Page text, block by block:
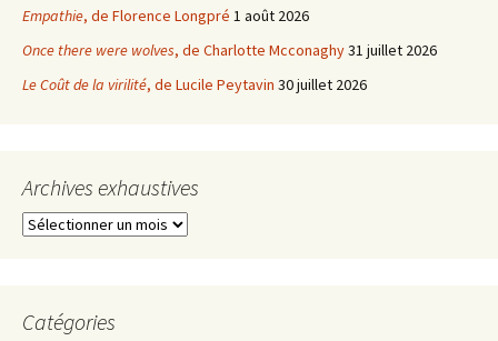
Empathie, de Florence Longpré 1 août 2026
Once there were wolves, de Charlotte Mcconaghy31 juillet 2026
Le Coût de la virilité, de Lucile Peytavin 30 juillet 2026
Archives exhaustives
Archives
Catégories